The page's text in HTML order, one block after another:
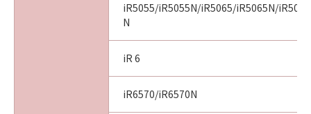
iR5055/iR5055N/iR5065/iR5065N/
N
iR 6
iR6570/iR6570N